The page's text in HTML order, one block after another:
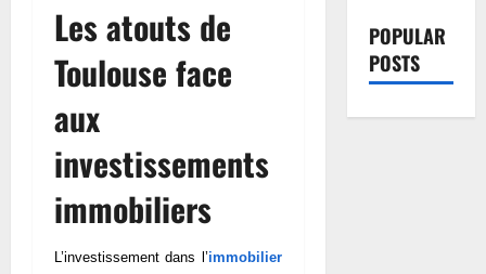
Les atouts de
Toulouse face
aux
investissements
immobiliers
L’investissement dans l’immobilier
POPULAR
POSTS